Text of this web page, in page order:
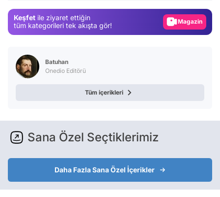
Keşfet ile ziyaret ettiğin
tüm kategorileri tek akışta gör!
Magazin
Batuhan
Onedio Editörü
Tüm içerikleri
Sana Özel Seçtiklerimiz
Daha Fazla Sana Özel İçerikler